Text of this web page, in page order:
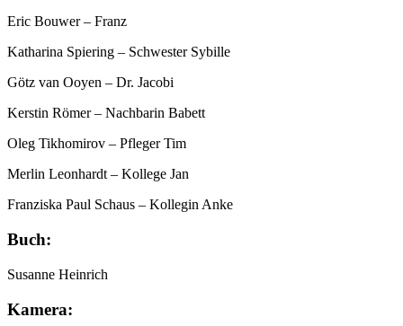
Eric Bouwer – Franz
Katharina Spiering – Schwester Sybille
Götz van Ooyen – Dr. Jacobi
Kerstin Römer – Nachbarin Babett
Oleg Tikhomirov – Pfleger Tim
Merlin Leonhardt – Kollege Jan
Franziska Paul Schaus – Kollegin Anke
Buch:
Susanne Heinrich
Kamera: